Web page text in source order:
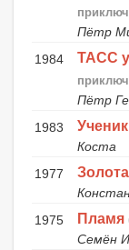
Пётр
1984
ТАСС
Пётр
1983
Коста
1977
1975
Пламя
Семён